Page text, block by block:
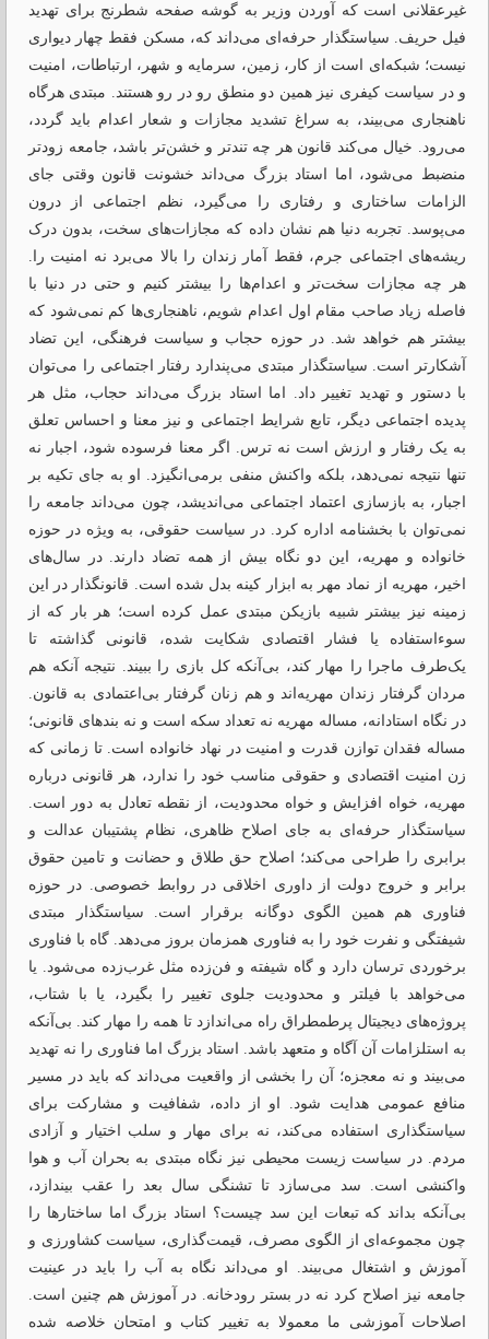
غیرعقلانی است که آوردن وزیر به گوشه صفحه شطرنج برای تهدید
فیل حریف. سیاستگذار حرفه‌ای می‌داند که، مسکن فقط چهار دیواری
نیست؛ شبکه‌ای است از کار، زمین، سرمایه و شهر، ارتباطات، امنیت
و در سیاست کیفری نیز همین دو منطق رو در رو هستند. مبتدی هرگاه
ناهنجاری می‌بیند، به سراغ تشدید مجازات و شعار اعدام‌ باید گردد،
می‌رود. خیال می‌کند قانون هر چه تندتر و خشن‌تر باشد، جامعه زودتر
منضبط می‌شود، اما استاد بزرگ می‌داند خشونت قانون وقتی جای
الزامات ساختاری و رفتاری را می‌گیرد، نظم اجتماعی از درون
می‌پوسد. تجربه دنیا هم نشان داده که مجازات‌های سخت، بدون درک
ریشه‌های اجتماعی جرم، فقط آمار زندان را بالا می‌برد نه امنیت را.
هر چه مجازات سخت‌تر و اعدام‌ها را بیشتر کنیم و حتی در دنیا با
فاصله زیاد صاحب مقام اول اعدام شویم، ناهنجاری‌ها کم نمی‌شود که
بیشتر هم خواهد شد. در حوزه حجاب و سیاست فرهنگی، این تضاد
آشکارتر است. سیاستگذار مبتدی می‌پندارد رفتار اجتماعی را می‌توان
با دستور و تهدید تغییر داد. اما استاد بزرگ می‌داند حجاب، مثل هر
پدیده اجتماعی دیگر، تابع شرایط اجتماعی و نیز معنا و احساس تعلق
به یک رفتار و ارزش است نه ترس. اگر معنا فرسوده شود، اجبار نه
‌تنها نتیجه نمی‌دهد، بلکه واکنش منفی برمی‌انگیزد. او به جای تکیه بر
اجبار، به بازسازی اعتماد اجتماعی می‌اندیشد، چون می‌داند جامعه را
نمی‌توان با بخشنامه اداره کرد. در سیاست حقوقی، به ‌ویژه در حوزه
خانواده و مهریه، این دو نگاه بیش از همه تضاد دارند. در سال‌های
اخیر، مهریه از نماد مهر به ابزار کینه بدل شده است. قانونگذار در این
زمینه نیز بیشتر شبیه بازیکن مبتدی عمل کرده است؛ هر بار که از
سوءاستفاده یا فشار اقتصادی شکایت شده، قانونی گذاشته تا
یک‌طرف ماجرا را مهار کند، بی‌آنکه کل بازی را ببیند. نتیجه آنکه هم
مردان گرفتار زندان مهریه‌اند و هم زنان گرفتار بی‌اعتمادی به قانون.
در نگاه استادانه، مساله مهریه نه تعداد سکه است و نه بندهای قانونی؛
مساله فقدان توازن قدرت و امنیت در نهاد خانواده است. تا زمانی که
زن امنیت اقتصادی و حقوقی مناسب خود را ندارد، هر قانونی درباره
مهریه، خواه افزایش و خواه محدودیت، از نقطه تعادل به دور است.
سیاستگذار حرفه‌ای به جای اصلاح ظاهری، نظام پشتیبان عدالت و‌
برابری را طراحی می‌کند؛ اصلاح حق طلاق و حضانت و تامین حقوق
برابر و خروج دولت از داوری اخلاقی در روابط خصوصی. در حوزه
فناوری هم همین الگوی دوگانه برقرار است. سیاستگذار مبتدی
شیفتگی و نفرت خود را به فناوری همزمان بروز می‌دهد. گاه با فناوری
برخوردی ترسان دارد و گاه شیفته‌ و فن‌زده مثل غرب‌زده می‌شود. یا
می‌خواهد با فیلتر و محدودیت جلوی تغییر را بگیرد، یا با شتاب،
پروژه‌های دیجیتال پرطمطراق راه می‌اندازد تا همه را مهار کند. بی‌آنکه
به استلزامات آن آگاه و متعهد باشد. استاد بزرگ اما فناوری را نه تهدید
می‌بیند و نه معجزه؛ آن را بخشی از واقعیت می‌داند که باید در مسیر
منافع عمومی هدایت شود. او از داده، شفافیت و مشارکت برای
سیاستگذاری استفاده می‌کند، نه برای مهار و سلب اختیار و آزادی
مردم. در سیاست زیست ‌محیطی نیز نگاه مبتدی به بحران آب و هوا
واکنشی است. سد می‌سازد تا تشنگی سال بعد را عقب بیندازد،
بی‌آنکه بداند که تبعات این سد چیست؟ استاد بزرگ اما ساختارها را
چون مجموعه‌ای از الگوی مصرف، قیمت‌گذاری، سیاست کشاورزی و
آموزش و اشتغال می‌بیند. او می‌داند نگاه به آب را باید در عینیت
جامعه نیز اصلاح کرد نه در بستر رودخانه. در آموزش هم چنین است.
اصلاحات آموزشی ما معمولا به تغییر کتاب و امتحان خلاصه شده